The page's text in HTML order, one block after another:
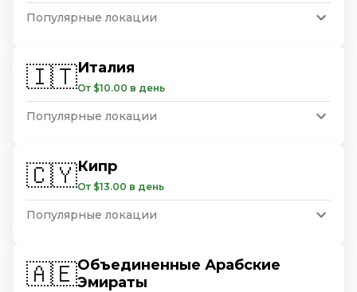
Популярные локации
🇮🇹Италия
От $10.00 в день
Популярные локации
🇨🇾Кипр
От $13.00 в день
Популярные локации
🇦🇪Объединенные Арабские
Эмираты